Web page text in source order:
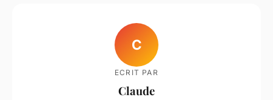
C
ECRIT PAR
Claude